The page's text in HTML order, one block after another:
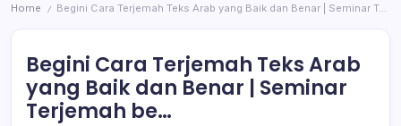
Home / Begini Cara Terjemah Teks Arab yang Baik dan Benar | Seminar Terjemah be…
Begini Cara Terjemah Teks Arab
yang Baik dan Benar | Seminar
Terjemah be…